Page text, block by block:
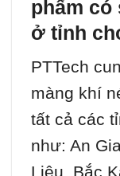
phẩm có
ở tỉnh
PTTech
màng khí
tất cả các
như: An
Liêu, Bắc